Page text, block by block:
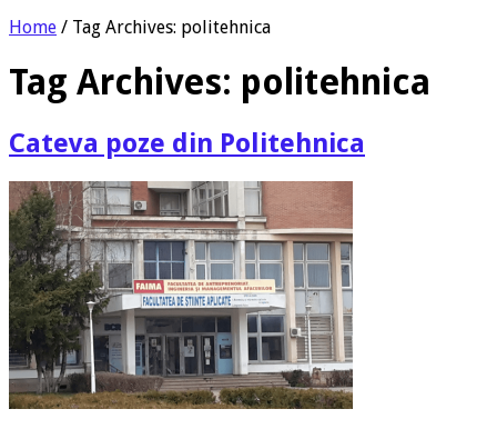
Home / Tag Archives: politehnica
Tag Archives: politehnica
Cateva poze din Politehnica